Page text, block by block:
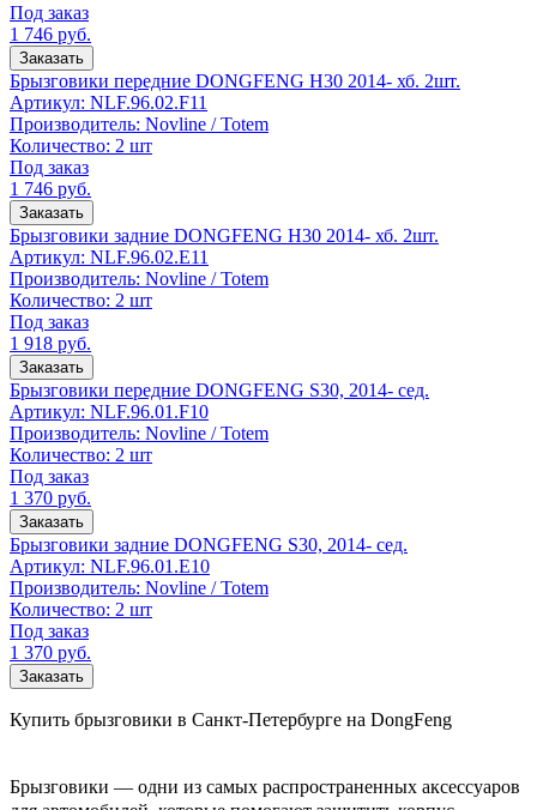
Под заказ
1 746 руб.
Заказать
Брызговики передние DONGFENG H30 2014- хб. 2шт.
Артикул: NLF.96.02.F11
Производитель: Novline / Totem
Количество: 2 шт
Под заказ
1 746 руб.
Заказать
Брызговики задние DONGFENG H30 2014- хб. 2шт.
Артикул: NLF.96.02.E11
Производитель: Novline / Totem
Количество: 2 шт
Под заказ
1 918 руб.
Заказать
Брызговики передние DONGFENG S30, 2014- сед.
Артикул: NLF.96.01.F10
Производитель: Novline / Totem
Количество: 2 шт
Под заказ
1 370 руб.
Заказать
Брызговики задние DONGFENG S30, 2014- сед.
Артикул: NLF.96.01.E10
Производитель: Novline / Totem
Количество: 2 шт
Под заказ
1 370 руб.
Заказать
Купить брызговики в Санкт-Петербурге на DongFeng
Брызговики — одни из самых распространенных аксессуаров